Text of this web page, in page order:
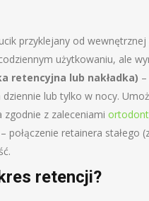
przyklejany od
użytkowaniu, ale
retencyjna lub nakładka)
lub tylko w nocy.
z zaleceniami
– połączenie retainera stałego
retencji?